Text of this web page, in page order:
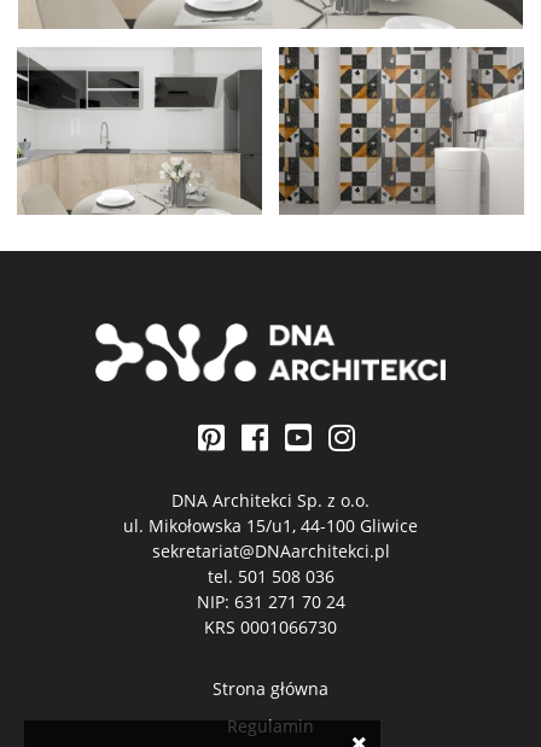
DNA Architekci Sp. z o.o.
ul. Mikołowska 15/u1, 44-100 Gliwice
sekretariat@DNAarchitekci.pl
tel. 501 508 036
NIP: 631 271 70 24
KRS 0001066730
Strona główna
Regulamin